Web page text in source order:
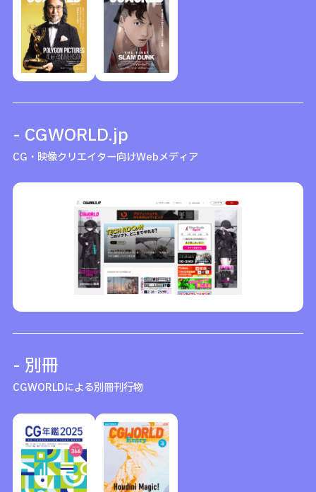
- CGWORLD.jp
CG・映像クリエイター向けWebメディア
- 別冊
CGWORLDによる別冊刊行物